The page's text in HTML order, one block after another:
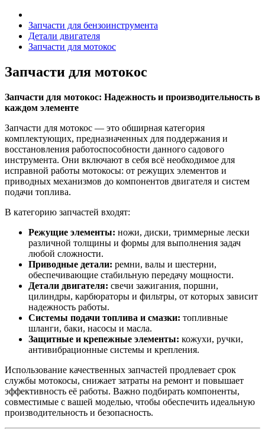
Запчасти для бензоинструмента
Детали двигателя
Запчасти для мотокос
Запчасти для мотокос
Запчасти для мотокос: Надежность и производительность в
каждом элементе
Запчасти для мотокос — это обширная категория
комплектующих, предназначенных для поддержания и
восстановления работоспособности данного садового
инструмента. Они включают в себя всё необходимое для
исправной работы мотокосы: от режущих элементов и
приводных механизмов до компонентов двигателя и систем
подачи топлива.
В категорию запчастей входят:
Режущие элементы: ножи, диски, триммерные лески
различной толщины и формы для выполнения задач
любой сложности.
Приводные детали: ремни, валы и шестерни,
обеспечивающие стабильную передачу мощности.
Детали двигателя: свечи зажигания, поршни,
цилиндры, карбюраторы и фильтры, от которых зависит
надежность работы.
Системы подачи топлива и смазки: топливные
шланги, баки, насосы и масла.
Защитные и крепежные элементы: кожухи, ручки,
антивибрационные системы и крепления.
Использование качественных запчастей продлевает срок
службы мотокосы, снижает затраты на ремонт и повышает
эффективность её работы. Важно подбирать компоненты,
совместимые с вашей моделью, чтобы обеспечить идеальную
производительность и безопасность.